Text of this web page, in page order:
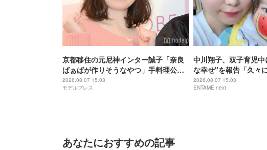
京都移住の元尼神インター誠子「奈良
ばぁばが作りそうなやつ」手料理公開
「アレンジのセンスが抜群」「こんが
り焼き色が最高」と反響
2026.08.07 15:03
モデルプレス
中川翔子、双子育児
な幸せ"を報告「久々
た」
2026.08.07 15:03
ENTAME next
あなたにおすすめの記事